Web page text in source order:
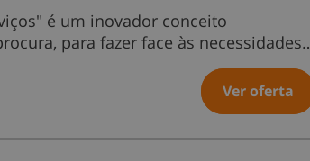
é um inovador conceito
para fazer face às
Ver oferta